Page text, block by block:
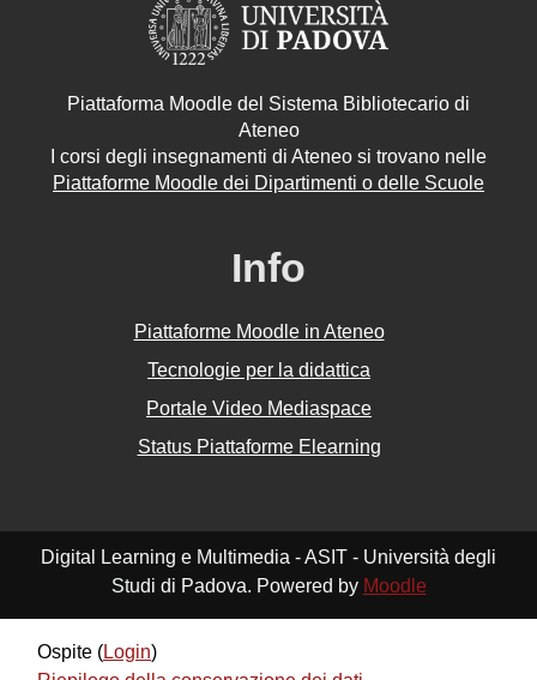
Piattaforma Moodle del Sistema Bibliotecario di
Ateneo
I corsi degli insegnamenti di Ateneo si trovano nelle
Piattaforme Moodle dei Dipartimenti o delle Scuole
Info
Piattaforme Moodle in Ateneo
Tecnologie per la didattica
Portale Video Mediaspace
Status Piattaforme Elearning
Digital Learning e Multimedia - ASIT - Università degli
Studi di Padova. Powered by Moodle
Ospite (Login)